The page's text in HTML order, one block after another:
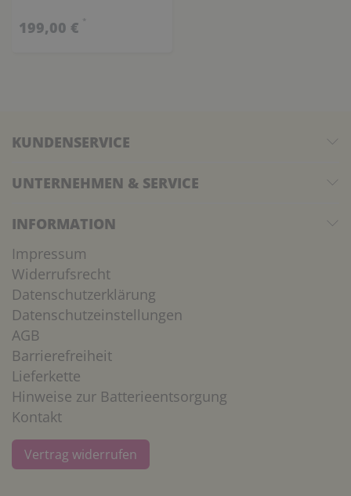
199,00 € *
KUNDENSERVICE
UNTERNEHMEN & SERVICE
INFORMATION
Impressum
Widerrufsrecht
Datenschutzerklärung
Datenschutzeinstellungen
AGB
Barrierefreiheit
Lieferkette
Hinweise zur Batterieentsorgung
Kontakt
Vertrag widerrufen